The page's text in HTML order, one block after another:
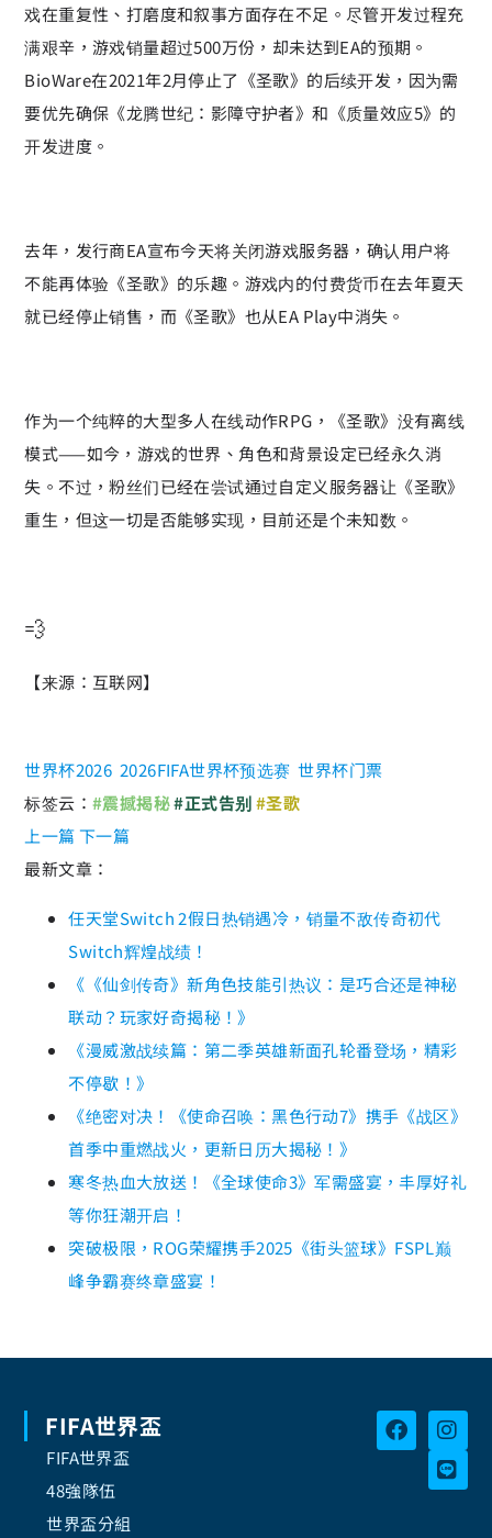
戏在重复性、打磨度和叙事方面存在不足。尽管开发过程充
满艰辛，游戏销量超过500万份，却未达到EA的预期。
BioWare在2021年2月停止了《圣歌》的后续开发，因为需
要优先确保《龙腾世纪：影障守护者》和《质量效应5》的
开发进度。
去年，发行商EA宣布今天将关闭游戏服务器，确认用户将
不能再体验《圣歌》的乐趣。游戏内的付费货币在去年夏天
就已经停止销售，而《圣歌》也从EA Play中消失。
作为一个纯粹的大型多人在线动作RPG，《圣歌》没有离线
模式——如今，游戏的世界、角色和背景设定已经永久消
失。不过，粉丝们已经在尝试通过自定义服务器让《圣歌》
重生，但这一切是否能够实现，目前还是个未知数。
💨
【来源：互联网】
世界杯2026 2026FIFA世界杯预选赛 世界杯门票
标签云： #震撼揭秘#正式告别#圣歌
上一篇下一篇
最新文章：
任天堂Switch 2假日热销遇冷，销量不敌传奇初代
Switch辉煌战绩！
《《仙剑传奇》新角色技能引热议：是巧合还是神秘
联动？玩家好奇揭秘！》
《漫威激战续篇：第二季英雄新面孔轮番登场，精彩
不停歇！》
《绝密对决！《使命召唤：黑色行动7》携手《战区》
首季中重燃战火，更新日历大揭秘！》
寒冬热血大放送！《全球使命3》军需盛宴，丰厚好礼
等你狂潮开启！
突破极限，ROG荣耀携手2025《街头篮球》FSPL巅
峰争霸赛终章盛宴！
FIFA世界盃
FIFA世界盃
48強隊伍
世界盃分組